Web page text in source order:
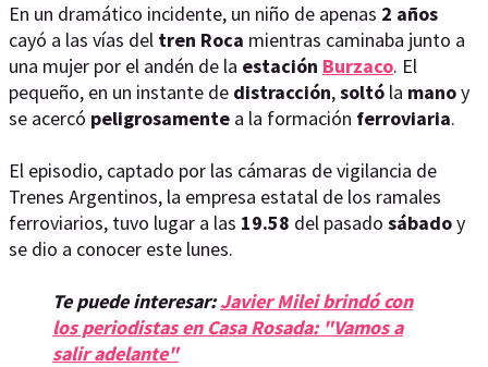
En un dramático incidente, un niño de apenas 2 años
cayó a las vías del tren Roca mientras caminaba junto a
una mujer por el andén de la estación Burzaco. El
pequeño, en un instante de distracción,soltó la manoy
se acercó peligrosamente a la formación ferroviaria.
El episodio, captado por las cámaras de vigilancia de
Trenes Argentinos, la empresa estatal de los ramales
ferroviarios, tuvo lugar a las 19.58 del pasado sábadoy
se dio a conocer este lunes.
Te puede interesar:Javier Milei brindó con
los periodistas en Casa Rosada: "Vamos a
salir adelante"